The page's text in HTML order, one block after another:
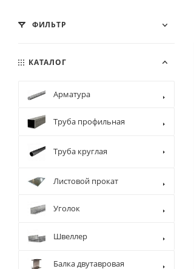
ФИЛЬТР
КАТАЛОГ
Арматура
Труба профильная
Труба круглая
Листовой прокат
Уголок
Швеллер
Балка двутавровая